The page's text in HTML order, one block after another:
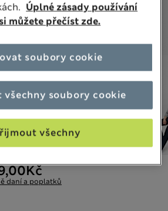
daní a poplatků
Úplné zásady používání
můžete přečíst zde.
soubory cookie
všechny
soubory cookie